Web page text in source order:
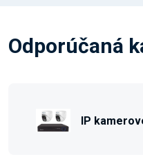
Odporúčaná
IP